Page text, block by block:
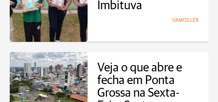
Imbituva
VAMOS LER
Veja o que abre e
fecha em Ponta
Grossa na Sexta-